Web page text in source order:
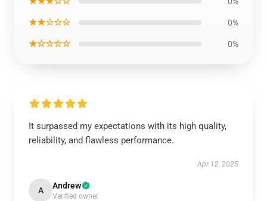
★★☆☆☆ 0%
★☆☆☆☆ 0%
It surpassed my expectations with its high quality,
reliability, and flawless performance.
Apr 12, 2025
A Andrew
Verified owner